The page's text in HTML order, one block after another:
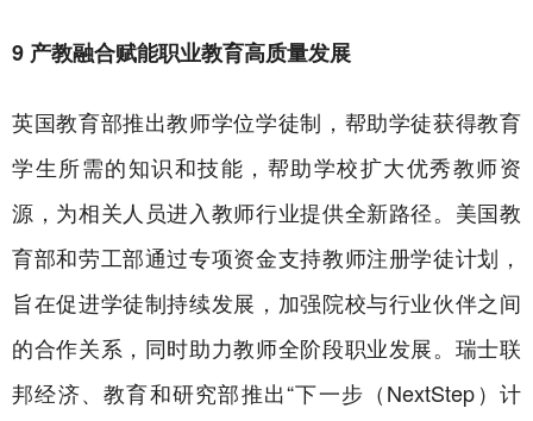
9 产教融合赋能职业教育高质量发展
英国教育部推出教师学位学徒制，帮助学徒获得教育
学生所需的知识和技能，帮助学校扩大优秀教师资
源，为相关人员进入教师行业提供全新路径。美国教
育部和劳工部通过专项资金支持教师注册学徒计划，
旨在促进学徒制持续发展，加强院校与行业伙伴之间
的合作关系，同时助力教师全阶段职业发展。瑞士联
邦经济、教育和研究部推出“下一步（NextStep）计